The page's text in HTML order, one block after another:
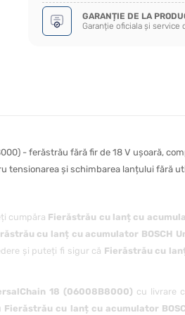
GARANȚIE DE LA
Garanție oficiala și service
- ferăstrău fără fir de 18 V ușoară,
tensionarea și schimbarea lanțului fără
cumpăra Fierăstrău cu lanț cu
cu lanț cu acumulator BOSCH
și puteți fi sigur că Fierăstrău cu
18 (06008B8000) cu livrare
Fierăstrău cu lanț cu acumulator